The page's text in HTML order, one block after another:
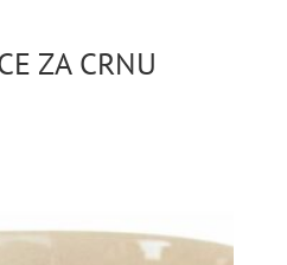
ZA CRNU